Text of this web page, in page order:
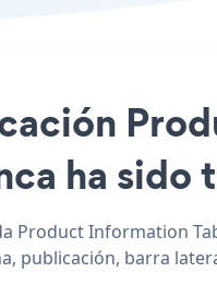
ha sido
Product Information
publicación, barra